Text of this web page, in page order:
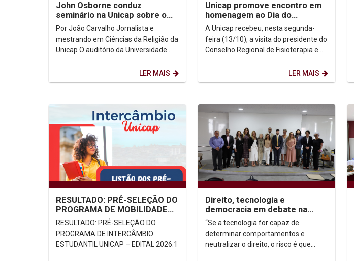
John Osborne conduz
seminário na Unicap sobre o
sagrado na música
Por João Carvalho Jornalista e
mestrando em Ciências da Religião da
Unicap O auditório da Universidade
LER MAIS
Unicap promove encontro em
homenagem ao Dia do
Fisioterapeuta e do Terapeuta
Ocupacional
A Unicap recebeu, nesta segunda-
feira (13/10), a visita do presidente do
Conselho Regional de Fisioterapia e
LER MAIS
RESULTADO: PRÉ-SELEÇÃO DO
PROGRAMA DE MOBILIDADE
ACADÊMICA/INTERCÂMBIO
ESTUDANTIL UNICAP –
EDITAL...
RESULTADO: PRÉ-SELEÇÃO DO
PROGRAMA DE INTERCÂMBIO
ESTUDANTIL UNICAP – EDITAL 2026.1
Direito, tecnologia e
democracia em debate na
Unicap
“Se a tecnologia for capaz de
determinar comportamentos e
neutralizar o direito, o risco é que